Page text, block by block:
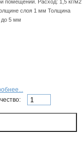
помещений. Расход: 1,5 кг/м2
слоя 1 мм Толщина
до 5 мм